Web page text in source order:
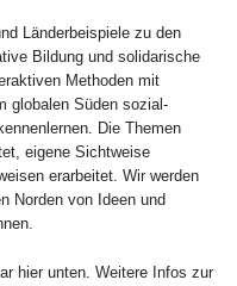
Länderbeispiele zu den
Bildung und solidarische
Methoden mit
globalen Süden sozial-
Die Themen
eigene Sichtweise
erarbeitet. Wir werden
Norden von Ideen und
hier unten. Weitere Infos zur